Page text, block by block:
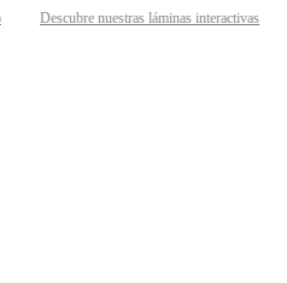
Descubre nuestras láminas interactivas